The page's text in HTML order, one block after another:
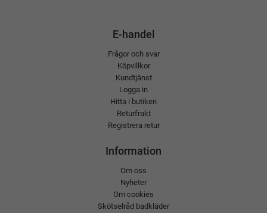
E-handel
Frågor och svar
Köpvillkor
Kundtjänst
Logga in
Hitta i butiken
Returfrakt
Registrera retur
Information
Om oss
Nyheter
Om cookies
Skötselråd badkläder